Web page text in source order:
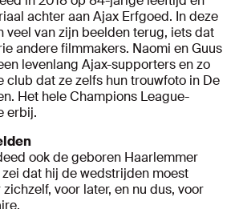
achter aan Ajax Erfgoed. In deze
veel van zijn beelden terug, iets dat
andere filmmakers. Naomi en Guus
levenlang Ajax-supporters en zo
club dat ze zelfs hun trouwfoto in De
Het hele Champions League-
erbij.
ook de geboren Haarlemmer
dat hij de wedstrijden moest
voor later, en nu dus, voor